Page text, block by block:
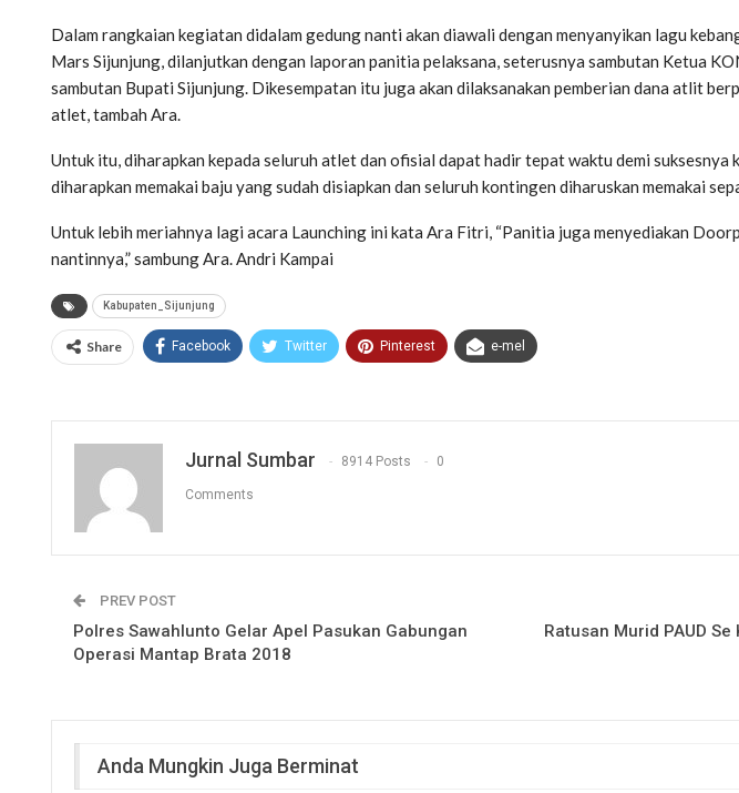
Dalam rangkaian kegiatan didalam gedung nanti akan diawali dengan menyanyikan lagu
Mars Sijunjung, dilanjutkan dengan laporan panitia pelaksana, seterusnya sambutan Ketua
sambutan Bupati Sijunjung. Dikesempatan itu juga akan dilaksanakan pemberian dana atlit
atlet, tambah Ara.
Untuk itu, diharapkan kepada seluruh atlet dan ofisial dapat hadir tepat waktu demi
diharapkan memakai baju yang sudah disiapkan dan seluruh kontingen diharuskan memakai
Untuk lebih meriahnya lagi acara Launching ini kata Ara Fitri, “Panitia juga menyediakan
nantinnya,” sambung Ara. Andri Kampai
Kabupaten_Sijunjung
Share Facebook Twitter Pinterest e-mel
Jurnal Sumbar 8914 Posts 0
Comments
PREV POST
Polres Sawahlunto Gelar Apel Pasukan Gabungan
Operasi Mantap Brata 2018
Ratusan Murid PAUD
Anda Mungkin Juga Berminat